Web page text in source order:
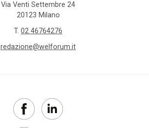
Via Venti Settembre 24
20123 Milano
T. 02 46764276
redazione@welforum.it